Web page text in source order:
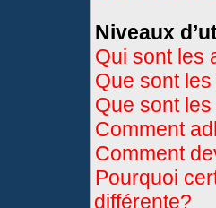
Niveaux
Qui sont les
Que sont
Que sont
Comment
Comment
Pourquoi
différente?